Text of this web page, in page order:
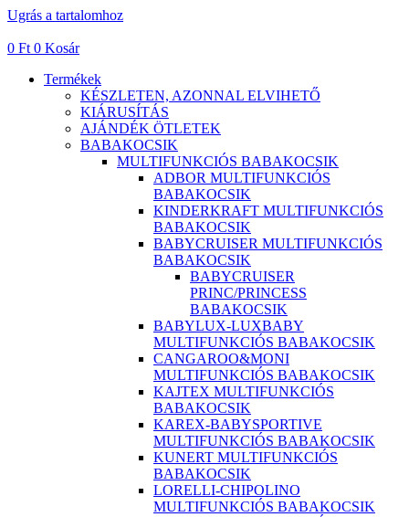
Ugrás a tartalomhoz
0 Ft 0 Kosár
Termékek
KÉSZLETEN, AZONNAL ELVIHETŐ
KIÁRUSÍTÁS
AJÁNDÉK ÖTLETEK
BABAKOCSIK
MULTIFUNKCIÓS BABAKOCSIK
ADBOR MULTIFUNKCIÓS
BABAKOCSIK
KINDERKRAFT MULTIFUNKCIÓS
BABAKOCSIK
BABYCRUISER MULTIFUNKCIÓS
BABAKOCSIK
BABYCRUISER
PRINC/PRINCESS
BABAKOCSIK
BABYLUX-LUXBABY
MULTIFUNKCIÓS BABAKOCSIK
CANGAROO&MONI
MULTIFUNKCIÓS BABAKOCSIK
KAJTEX MULTIFUNKCIÓS
BABAKOCSIK
KAREX-BABYSPORTIVE
MULTIFUNKCIÓS BABAKOCSIK
KUNERT MULTIFUNKCIÓS
BABAKOCSIK
LORELLI-CHIPOLINO
MULTIFUNKCIÓS BABAKOCSIK